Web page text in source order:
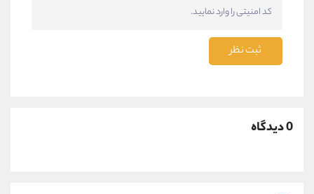
ثبت نظر
0 دیدگاه